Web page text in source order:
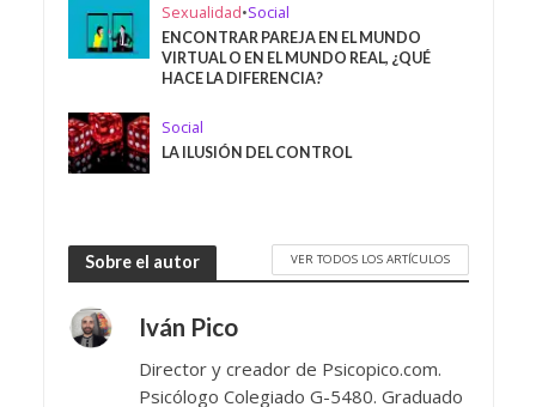
Sexualidad•Social
ENCONTRAR PAREJA EN EL MUNDO
VIRTUAL O EN EL MUNDO REAL, ¿QUÉ
HACE LA DIFERENCIA?
Social
LA ILUSIÓN DEL CONTROL
Sobre el autor VER TODOS LOS ARTÍCULOS
Iván Pico
Director y creador de Psicopico.com.
Psicólogo Colegiado G-5480. Graduado